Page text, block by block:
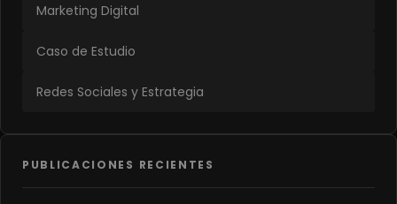
Marketing Digital
Caso de Estudio
Redes Sociales y Estrategia
PUBLICACIONES RECIENTES